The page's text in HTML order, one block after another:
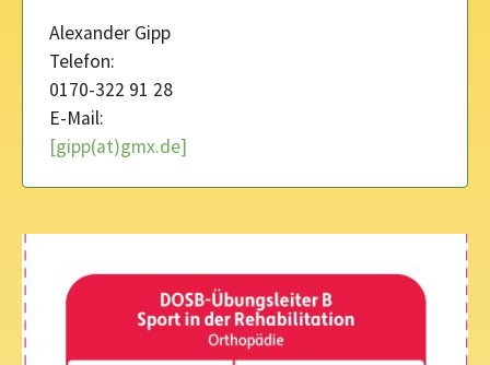
Alexander Gipp
Telefon:
0170-322 91 28
E-Mail:
[gipp(at)gmx.de]